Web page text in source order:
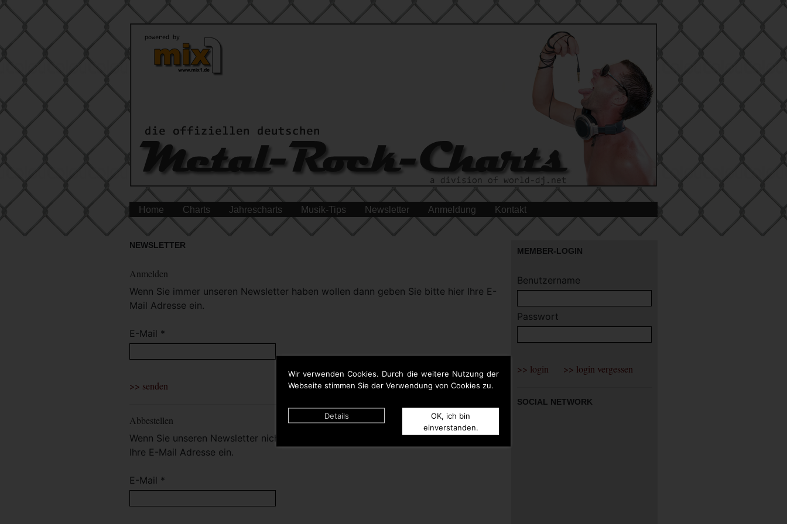
Wir verwenden Cookies. Durch die weitere Nutzung der
Webseite stimmen Sie der Verwendung von Cookies zu.
Details
OK, ich bin
einverstanden.
Home Charts Jahrescharts Musik-Tips Newsletter Anmeldung Kontakt
NEWSLETTER
Anmelden
Wenn Sie immer unseren Newsletter haben wollen dann geben Sie bitte hier Ihre E-
Mail Adresse ein.
E-Mail *
Abbestellen
Wenn Sie unseren Newsletter nicht mehr haben wollen dann geben Sie bitte hier
Ihre E-Mail Adresse ein.
E-Mail *
MEMBER-LOGIN
Benutzername
Passwort
SOCIAL NETWORK